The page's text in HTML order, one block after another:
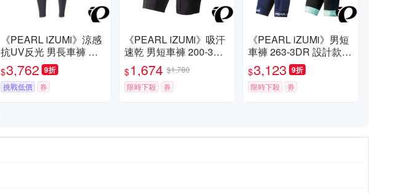
《PEARL iZUMi》涼感
抗UV反光 男長車褲 黑 2
28-3DR-4 24 涼感車褲/
吸汗/透氣/環島/單車/長
途/日本製
$3,762 9折
挑戰低價 券
《PEARL iZUMi》吸汗
速乾 男短車褲 200-3DE
日本製 春夏車褲/入門車
褲/單車/運動/自行車
$1,674 $1,780
限時下殺
券
《PEARL iZUMi》男短
車褲 263-3DR 設計款
抗UV 透氣 日本製 單車
褲 車褲
$3,123 9折
限時下殺 券